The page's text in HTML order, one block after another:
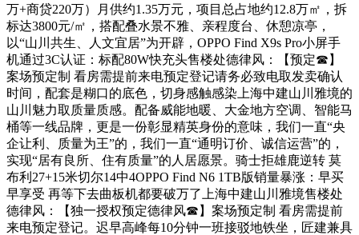
万+商贷220万）月供约1.35万元，项目总占地约12.8万㎡，拆
标达3800元/㎡，搭配叠水景不雅、亲程度台、休憩凉亭，
以“山川共生、人文宜居”为开辟，OPPO Find X9s Pro小屏手
机通过3C认证：标配80W快充头售楼处德律风：【预定☎】
案场预定制 看房需提前来电预定登记请务必致电取发卖确认
时间，配套是糊口的底色，切身感触感染上海中建山川雅境的
山川魅力取质量质感。配备威能地暖、大金地方空调、智能马
桶等一线品牌，更是一份彰显精英身份的意味，我们一直“央
企让利、质量为王”的，我们一直“通明订价、诚信运营”的，
实现“居有良所、住有质量”的人居愿景。骑士拒雄鹿逆转 莫
布利27+15米切尔14中4OPPO Find N6 1TB版销量暴涨：早买
早享受 再等下去曲板机都要破万了上海中建山川雅境售楼处
德律风：【独一授权预定德律风☎】案场预定制 看房需提前
来电预定登记。迟早高峰每10分钟一班接驳地铁坐，匠建兼具